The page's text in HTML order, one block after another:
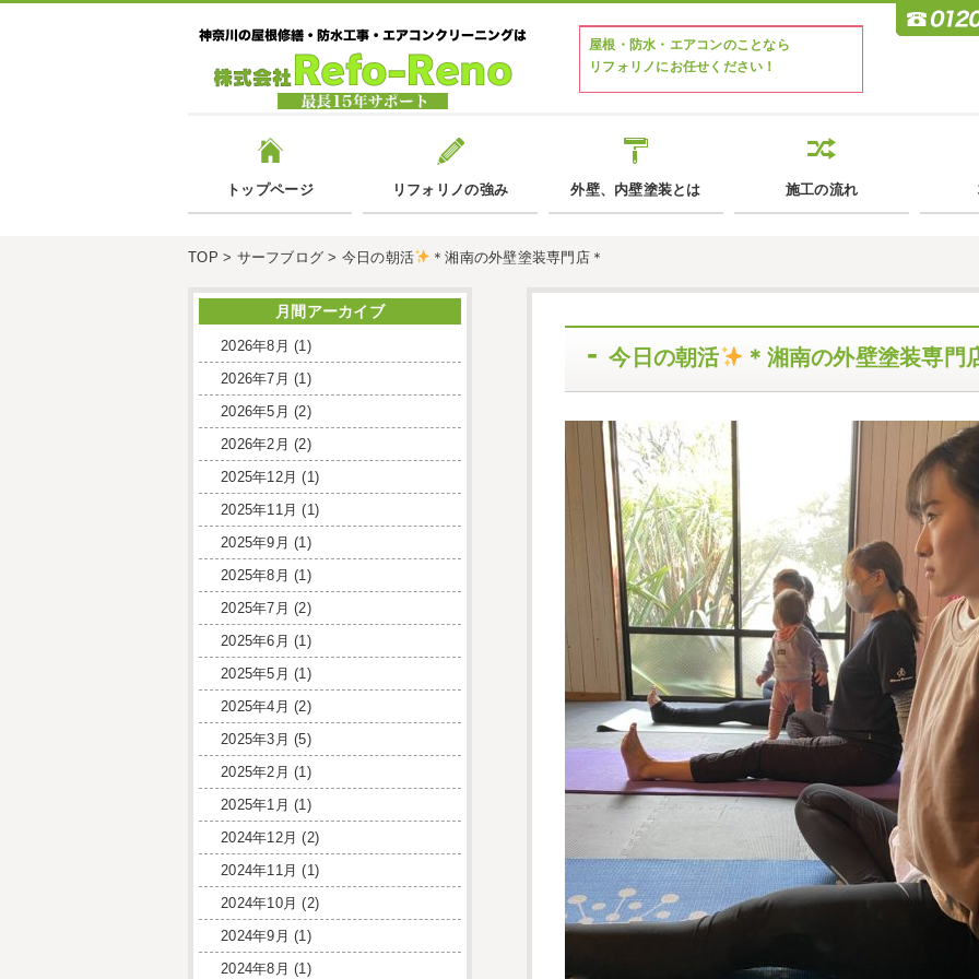
屋根・防水・エアコンのことなら
リフォリノにお任せください！
トップページ リフォリノの強み 外壁、内壁塗装とは 施工の流れ
TOP > サーフブログ > 今日の朝活 ＊湘南の外壁塗装専門店＊
今日の朝活 ＊湘南の外壁塗装専門
月間アーカイブ
2026年8月 (1)
2026年7月 (1)
2026年5月 (2)
2026年2月 (2)
2025年12月 (1)
2025年11月 (1)
2025年9月 (1)
2025年8月 (1)
2025年7月 (2)
2025年6月 (1)
2025年5月 (1)
2025年4月 (2)
2025年3月 (5)
2025年2月 (1)
2025年1月 (1)
2024年12月 (2)
2024年11月 (1)
2024年10月 (2)
2024年9月 (1)
2024年8月 (1)